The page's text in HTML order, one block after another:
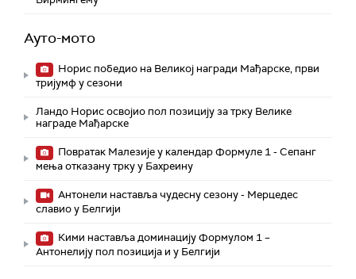
Ауто-мото
Норис победио на Великој награди Мађарске, први
тријумф у сезони
Ландо Норис освојио пол позицију за трку Велике
награде Мађарске
Повратак Малезије у календар Формуле 1 - Сепанг
мења отказану трку у Бахреину
Aнтонели наставља чудесну сезону - Мерцедес
славио у Белгији
Кими наставља доминацију Формулом 1 –
Антонелију пол позиција и у Белгији